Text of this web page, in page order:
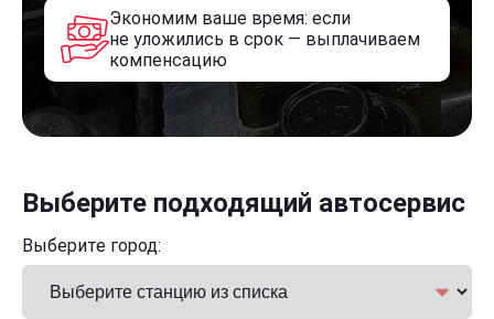
Экономим ваше время: если
не уложились в срок — выплачиваем
компенсацию
Выберите подходящий автосервис
Выберите город: